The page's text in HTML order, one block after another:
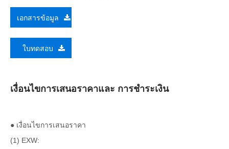
เอกสารข้อมูล
ใบทดสอบ
เงื่อนไขการเสนอราคาและ การชำระเงิน
● เงื่อนไขการเสนอราคา
(1) EXW: